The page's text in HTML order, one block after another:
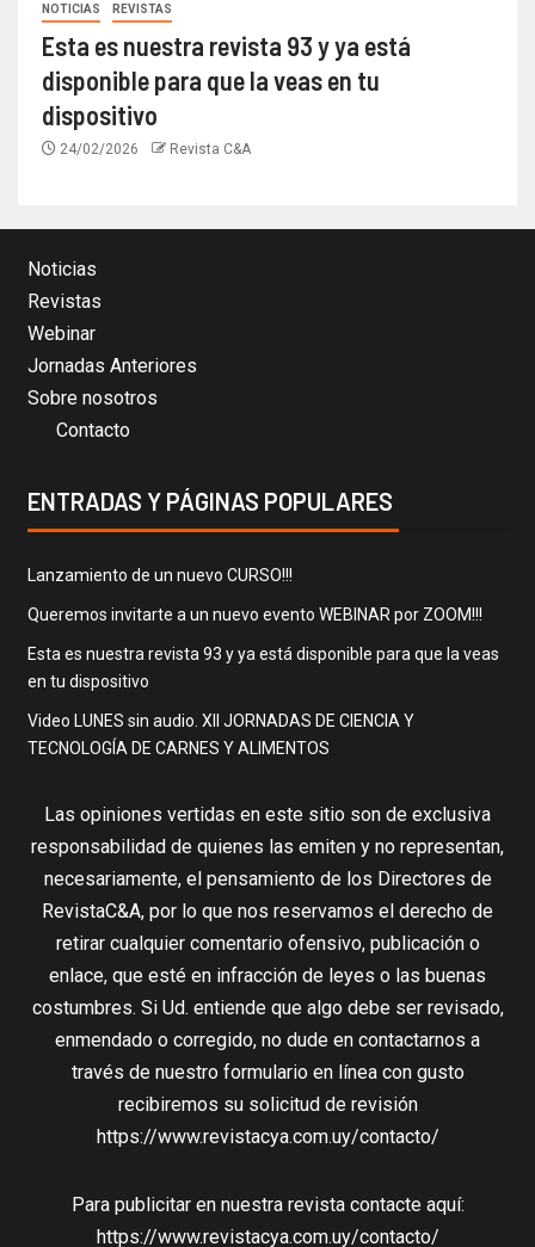
NOTICIAS REVISTAS
Esta es nuestra revista 93 y ya está
disponible para que la veas en tu
dispositivo
24/02/2026 Revista C&A
Noticias
Revistas
Webinar
Jornadas Anteriores
Sobre nosotros
Contacto
ENTRADAS Y PÁGINAS POPULARES
Lanzamiento de un nuevo CURSO!!!
Queremos invitarte a un nuevo evento WEBINAR por ZOOM!!!
Esta es nuestra revista 93 y ya está disponible para que la veas
en tu dispositivo
Video LUNES sin audio. XII JORNADAS DE CIENCIA Y
TECNOLOGÍA DE CARNES Y ALIMENTOS
Las opiniones vertidas en este sitio son de exclusiva
responsabilidad de quienes las emiten y no representan,
necesariamente, el pensamiento de los Directores de
RevistaC&A, por lo que nos reservamos el derecho de
retirar cualquier comentario ofensivo, publicación o
enlace, que esté en infracción de leyes o las buenas
costumbres. Si Ud. entiende que algo debe ser revisado,
enmendado o corregido, no dude en contactarnos a
través de nuestro formulario en línea con gusto
recibiremos su solicitud de revisión
https://www.revistacya.com.uy/contacto/
Para publicitar en nuestra revista contacte aquí:
https://www.revistacya.com.uy/contacto/